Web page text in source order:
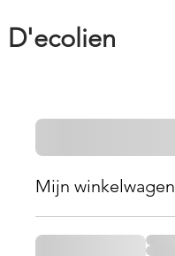
D'ecolien
Mijn winkelwagen